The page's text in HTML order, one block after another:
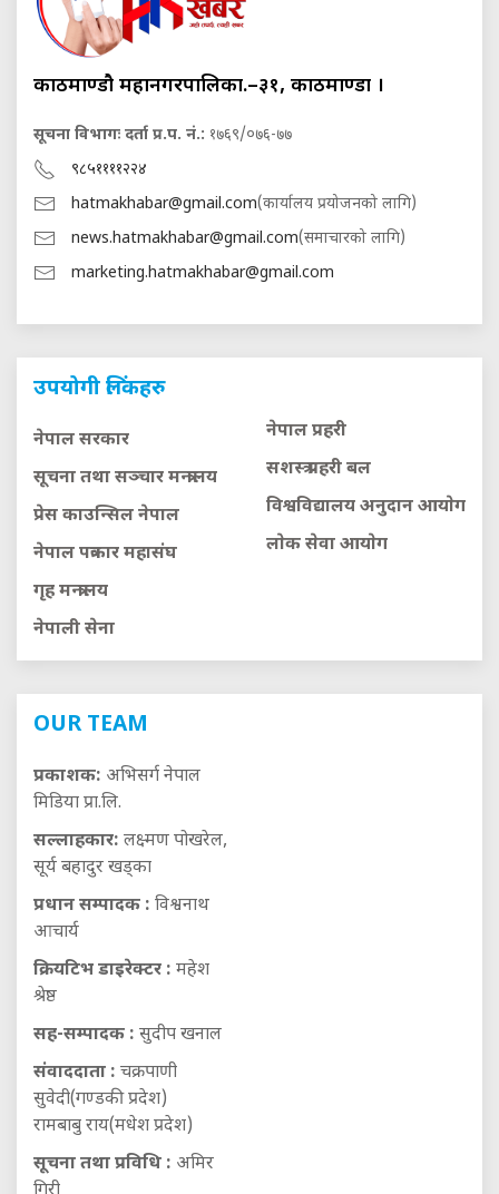
काठमाण्डौ महानगरपालिका.–३१, काठमाण्डौं ।
सूचना विभागः दर्ता प्र.प. नं.: १७६९/०७६-७७
९८५११११२२४
hatmakhabar@gmail.com(कार्यालय प्रयोजनको लागि)
news.hatmakhabar@gmail.com(समाचारको लागि)
marketing.hatmakhabar@gmail.com
उपयोगी लिंकहरु
नेपाल सरकार
सूचना तथा सञ्चार मन्त्रालय
प्रेस काउन्सिल नेपाल
नेपाल पत्रकार महासंघ
गृह मन्त्रालय
नेपाली सेना
नेपाल प्रहरी
सशस्त्र प्रहरी बल
विश्वविद्यालय अनुदान आयाेग
लाेक सेवा आयाेग
OUR TEAM
प्रकाशक: अभिसर्ग नेपाल
मिडिया प्रा.लि.
सल्लाहकार: लक्ष्मण पोखरेल,
सूर्य बहादुर खड्का
प्रधान सम्पादक : विश्वनाथ
आचार्य
क्रियटिभ डाइरेक्टर : महेश
श्रेष्ठ
सह-सम्पादक : सुदीप खनाल
संवाददाता : चक्रपाणी
सुवेदी(गण्डकी प्रदेश)
रामबाबु राय(मधेश प्रदेश)
सूचना तथा प्रविधि : अमिर